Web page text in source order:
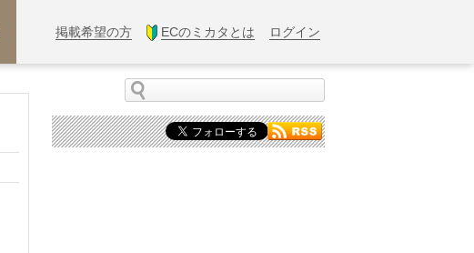
掲載希望の方 ECのミカタとは ログイン